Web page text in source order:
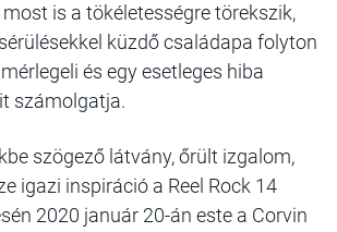
is a tökéletességre törekszik,
küzdő családapa folyton
és egy esetleges hiba
számolgatja.
szögező látvány, őrült izgalom,
igazi inspiráció a Reel Rock 14
2020 január 20-án este a Corvin